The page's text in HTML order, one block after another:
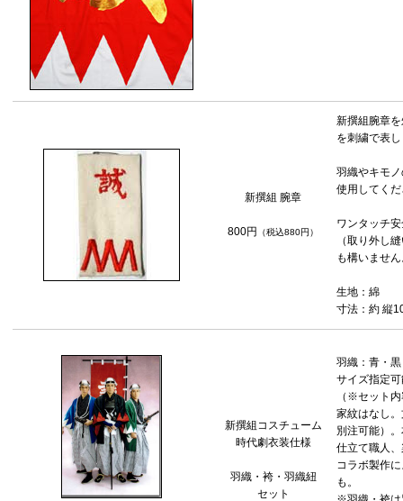
新撰組 腕章
800円 （税込880円）
新撰組腕章
を刺繍で表
羽織やキモ
使用してく
ワンタッチ
（取り外し
も構いませ
生地：綿
寸法：約 縦
新撰組コスチューム
時代劇衣装仕様
羽織・袴・羽織紐
セット
羽織：青・
サイズ指定
（※セット
家紋はなし
別注可能）
仕立て職人
コラボ製作
も。